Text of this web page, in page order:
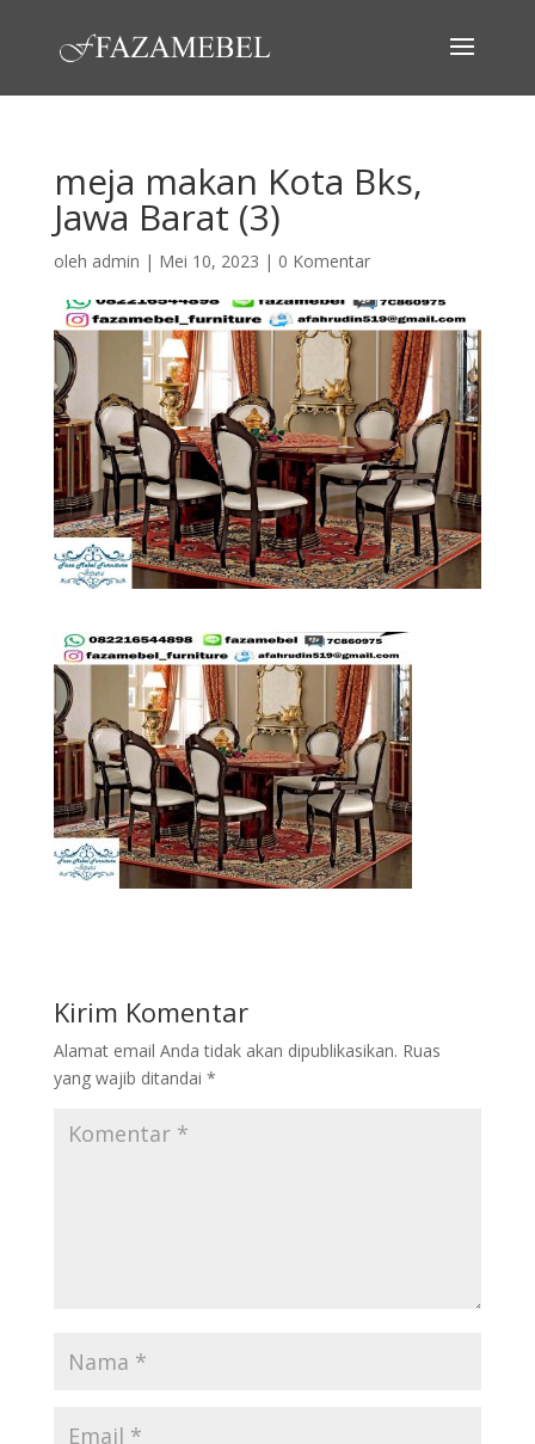
meja makan Kota Bks,
Jawa Barat (3)
oleh admin | Mei 10, 2023 | 0 Komentar
Kirim Komentar
Alamat email Anda tidak akan dipublikasikan. Ruas
yang wajib ditandai *